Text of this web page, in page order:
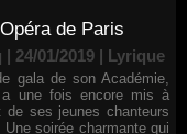
de Paris
24/01/2019 | Lyrique
gala de son Académie,
a une fois encore mis à
de ses jeunes chanteurs
soirée charmante qui